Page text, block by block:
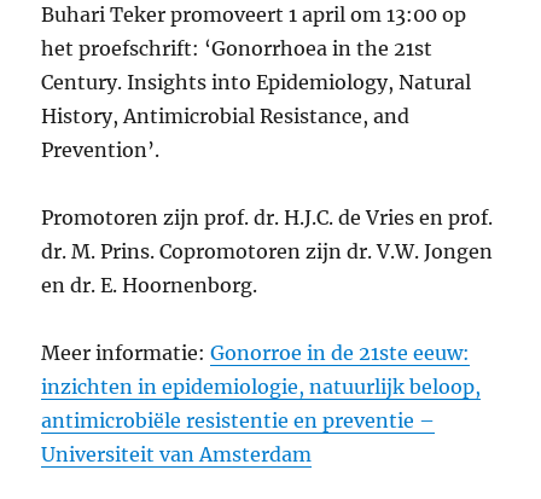
Buhari Teker promoveert 1 april om 13:00 op
het proefschrift: ‘Gonorrhoea in the 21st
Century. Insights into Epidemiology, Natural
History, Antimicrobial Resistance, and
Prevention’.
Promotoren zijn prof. dr. H.J.C. de Vries en prof.
dr. M. Prins. Copromotoren zijn dr. V.W. Jongen
en dr. E. Hoornenborg.
Meer informatie:Gonorroe in de 21ste eeuw:
inzichten in epidemiologie, natuurlijk beloop,
antimicrobiële resistentie en preventie –
Universiteit van Amsterdam